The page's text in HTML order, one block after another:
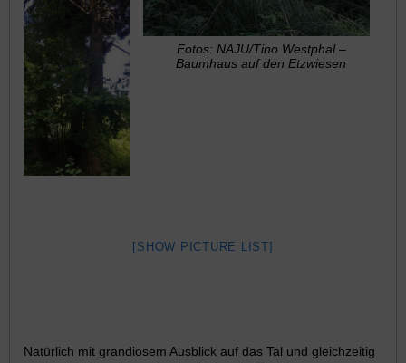
Fotos: NAJU/Tino Westphal –
Baumhaus auf den Etzwiesen
[SHOW PICTURE LIST]
Natürlich mit grandiosem Ausblick auf das Tal und gleichzeitig